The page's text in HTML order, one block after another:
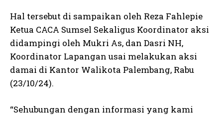
Hal tersebut di sampaikan oleh Reza Fahlepie
Ketua CACA Sumsel Sekaligus Koordinator aksi
didampingi oleh Mukri As, dan Dasri NH,
Koordinator Lapangan usai melakukan aksi
damai di Kantor Walikota Palembang, Rabu
(23/10/24).
“Sehubungan dengan informasi yang kami